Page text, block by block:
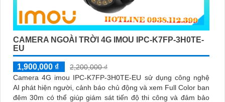
CAMERA NGOÀI TRỜI 4G IMOU IPC-K7FP-3H0TE-
EU
1,900,000 ₫
2,200,000 ₫
Camera 4G imou IPC-K7FP-3H0TE-EU sử dụng công nghệ
AI phát hiện người, cảnh báo chủ động và xem Full Color ban
đêm 30m có thể giúp giám sát tiến độ thi công và đảm bảo